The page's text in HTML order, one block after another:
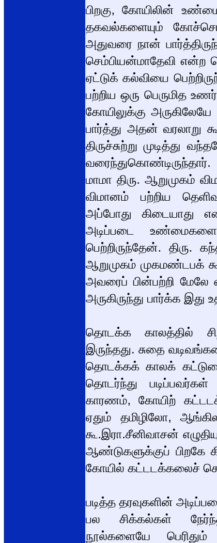
பிறகு, கோயிலின்
தகவல்களையும்
அதுவரை நான்
செம்பியன்மாதேவி என்ற
ஏட்டுக் கல்வியை
பற்றிய ஒரு பெருமித
கோயிலுக்கு
பார்த்து அதன் வரலாறு
திருச்சுற்று முடித்து
மாமா திரு. ஆறுமுகம்
விமானம் பற்றிய
அப்போது கிடையாது
அடிப்படை
பெற்றிருந்தேன். திரு.
ஆறுமுகம் முகமண்டபக்
அவரைப் பின்பற்றி மேலே
அருகிருந்து பார்க்க இது
தொடக்க காலத்தில்
இருந்தது. சுதை
தொடக்கக் காலக்
தொடர்ந்து
காரணம், கோயிற்
ஏதும் தமிழிலோ,
கூ.இரா.சீனிவாசன்
ஆண்டுகளுக்குப் பிறகே
கோயில் கட்டடக்கலைச்
படித்த தரவுகளின்
பல சிக்கல்கள்
நூல்களையே